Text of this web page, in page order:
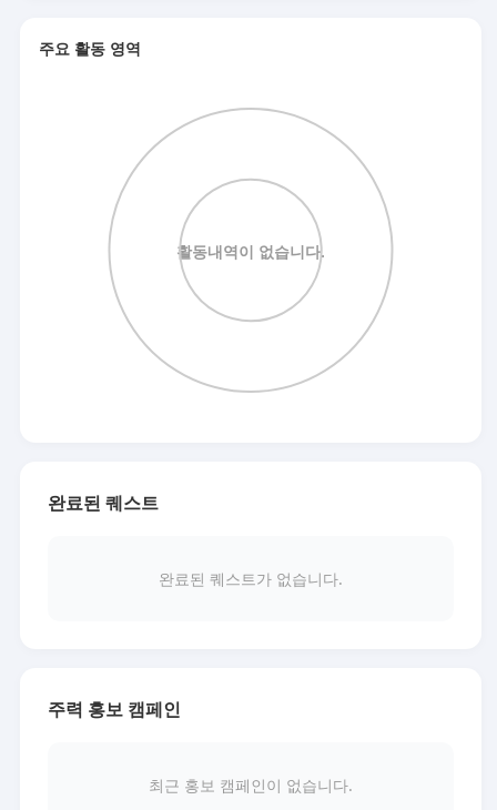
주요 활동 영역
완료된 퀘스트
완료된 퀘스트가 없습니다.
주력 홍보 캠페인
최근 홍보 캠페인이 없습니다.